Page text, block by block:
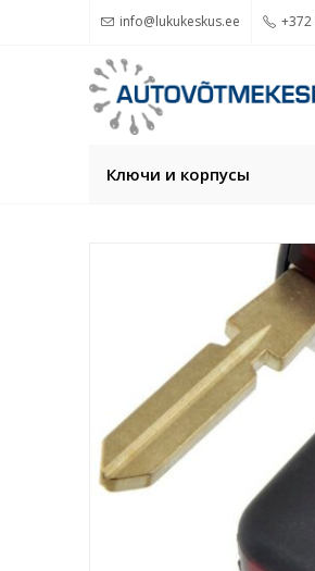
info@lukukeskus.ee +372
Ключи и корпуcы